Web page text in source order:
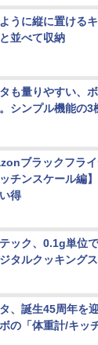
うに縦に置ける
並べて収納
も量りやすい、
シンプル機能の3
ブラックフラ
ッチンスケール編
得
テック、0.1g単位
タルクッキング
、誕生45周年を
の「体重計/キッ